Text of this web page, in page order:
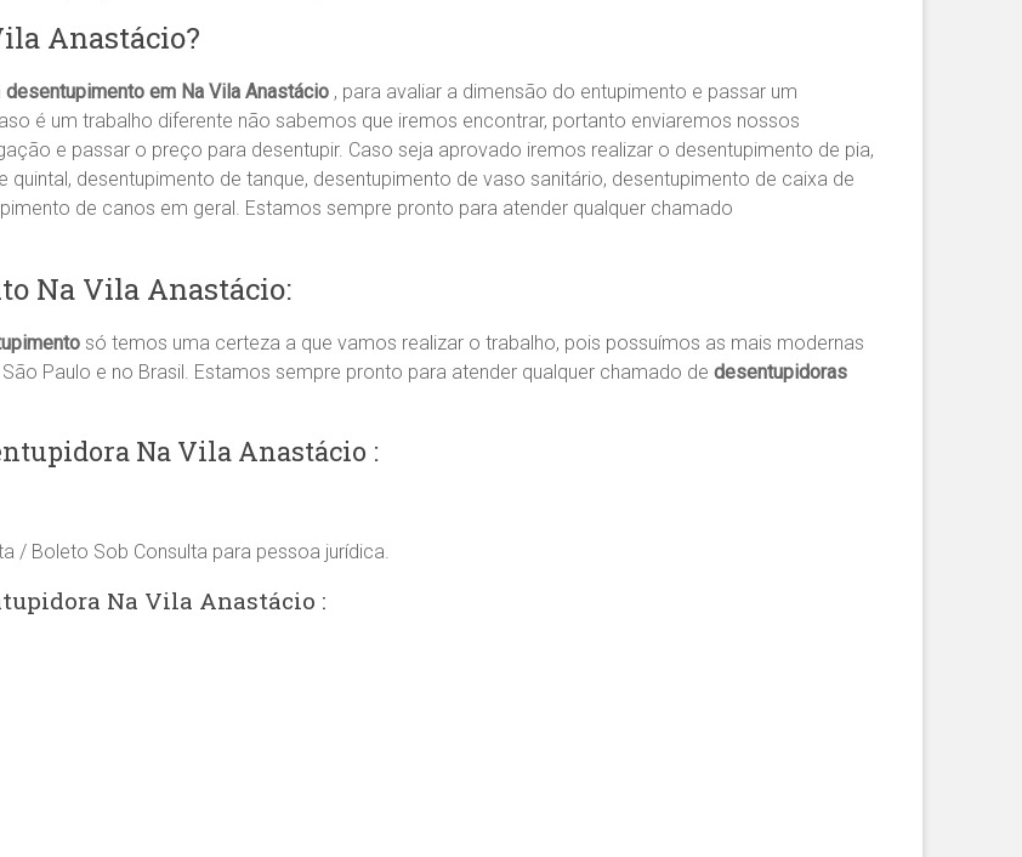
Anastácio?
desentupimento em Na Vila Anastácio , para avaliar a dimensão do entupimento e passar um
é um trabalho diferente não sabemos que iremos encontrar, portanto enviaremos nossos
e passar o preço para desentupir. Caso seja aprovado iremos realizar o desentupimento de pia,
desentupimento de tanque, desentupimento de vaso sanitário, desentupimento de caixa de
de canos em geral. Estamos sempre pronto para atender qualquer chamado
Na Vila Anastácio:
só temos uma certeza a que vamos realizar o trabalho, pois possuímos as mais modernas
Paulo e no Brasil. Estamos sempre pronto para atender qualquer chamado de desentupidoras
Na Vila Anastácio :
/ Boleto Sob Consulta para pessoa jurídica.
Na Vila Anastácio :